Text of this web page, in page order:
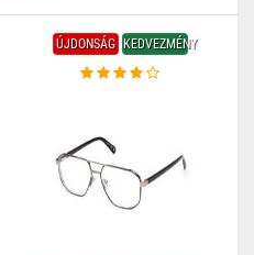
ÚJDONSÁG KEDVEZMÉNY